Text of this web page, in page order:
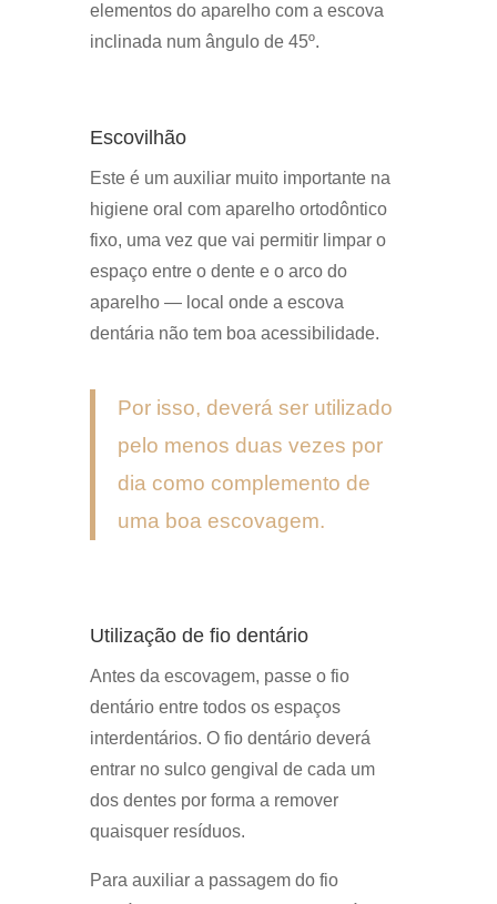
elementos do aparelho com a escova
inclinada num ângulo de 45º.
Escovilhão
Este é um auxiliar muito importante na
higiene oral com aparelho ortodôntico
fixo, uma vez que vai permitir limpar o
espaço entre o dente e o arco do
aparelho — local onde a escova
dentária não tem boa acessibilidade.
Por isso, deverá ser utilizado
pelo menos duas vezes por
dia como complemento de
uma boa escovagem.
Utilização de fio dentário
Antes da escovagem, passe o fio
dentário entre todos os espaços
interdentários. O fio dentário deverá
entrar no sulco gengival de cada um
dos dentes por forma a remover
quaisquer resíduos.
Para auxiliar a passagem do fio